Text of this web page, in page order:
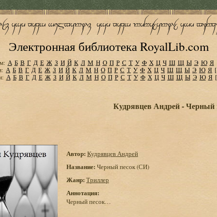
Электронная библиотека RoyalLib.com
А Б В Г Д Е Ж З И Й К Л М Н О П Р С Т У Ф Х Ц Ч Ш Щ Ы Э Ю Я
А Б В Г Д Е Ж З И Й К Л М Н О П Р С Т У Ф Х Ц Ч Ш Щ Ы Э Ю Я
А Б В Г Д Е Ж З И Й К Л М Н О П Р С Т У Ф Х Ц Ч Ш Щ Ы Э Ю Я
Кудрявцев Андрей - Черный
Автор: Кудрявцев Андрей
Название: Черный песок (СИ)
Жанр: Триллер
Аннотация:
Черный песок…